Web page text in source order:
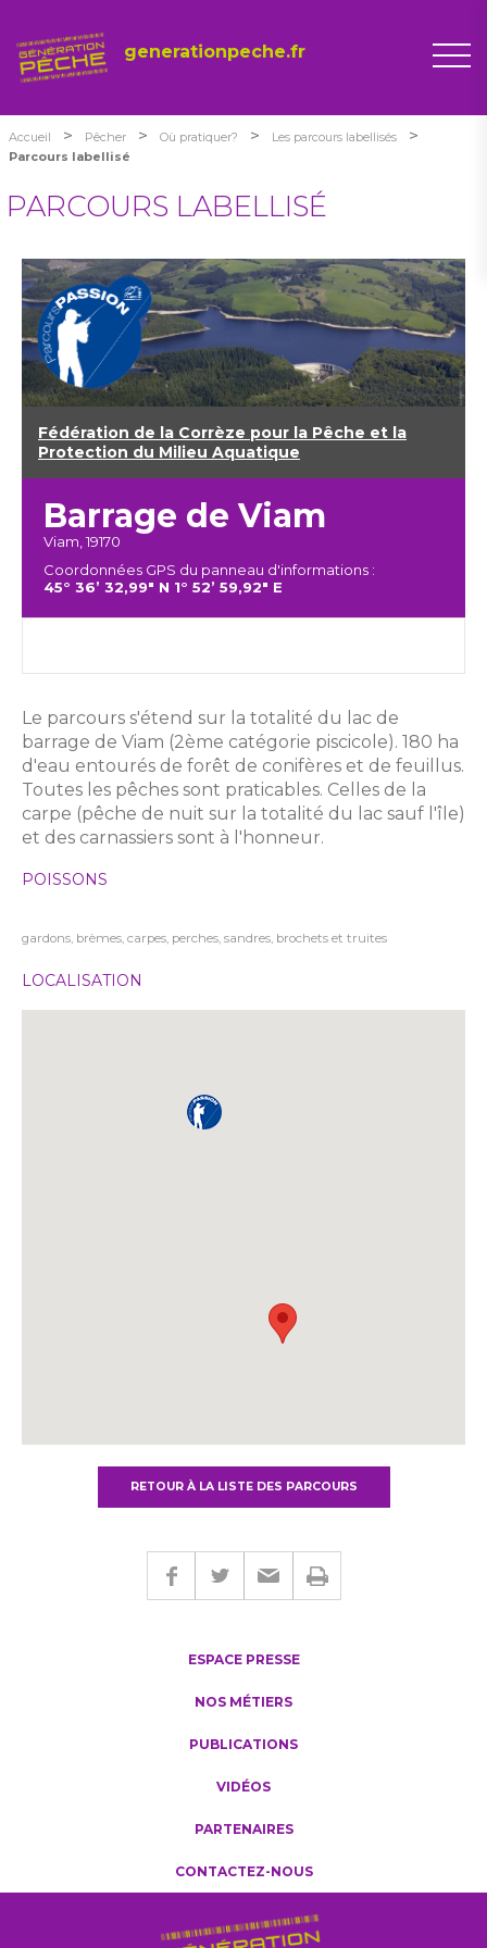
generationpeche.fr
Accueil > Pêcher > Où pratiquer? > Les parcours labellisés >
Parcours labellisé
PARCOURS LABELLISÉ
Fédération de la Corrèze pour la Pêche et la
Protection du Milieu Aquatique
Barrage de Viam
Viam, 19170
Coordonnées GPS du panneau d'informations :
45° 36’ 32,99" N 1° 52’ 59,92" E
Le parcours s'étend sur la totalité du lac de
barrage de Viam (2ème catégorie piscicole). 180 ha
d'eau entourés de forêt de conifères et de feuillus.
Toutes les pêches sont praticables. Celles de la
carpe (pêche de nuit sur la totalité du lac sauf l'île)
et des carnassiers sont à l'honneur.
POISSONS
gardons, brèmes, carpes, perches, sandres, brochets et truites
LOCALISATION
RETOUR À LA LISTE DES PARCOURS
ESPACE PRESSE
NOS MÉTIERS
PUBLICATIONS
VIDÉOS
PARTENAIRES
CONTACTEZ-NOUS